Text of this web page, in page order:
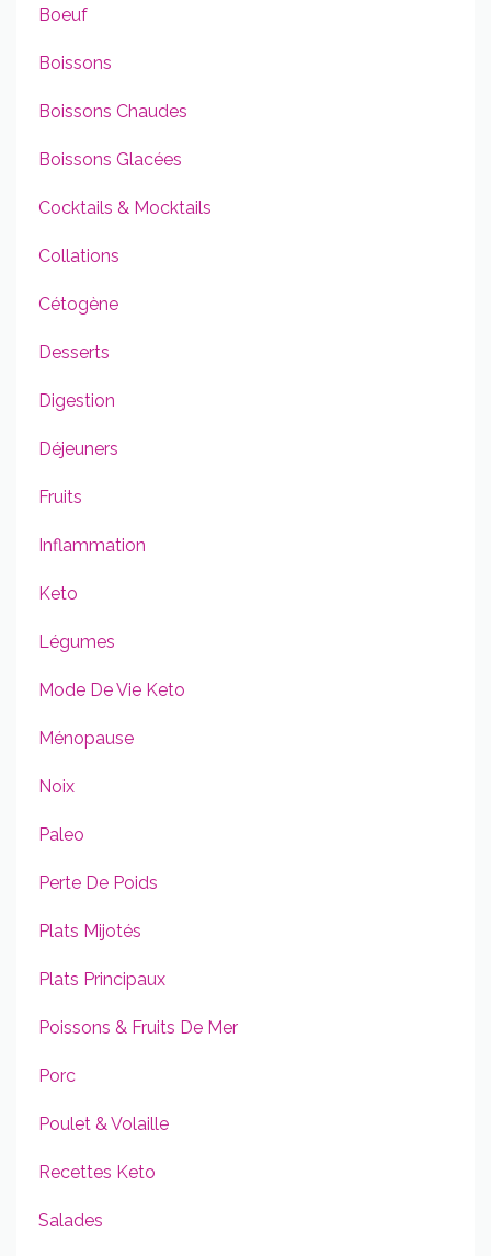
Boeuf
Boissons
Boissons Chaudes
Boissons Glacées
Cocktails & Mocktails
Collations
Cétogène
Desserts
Digestion
Déjeuners
Fruits
Inflammation
Keto
Légumes
Mode De Vie Keto
Ménopause
Noix
Paleo
Perte De Poids
Plats Mijotés
Plats Principaux
Poissons & Fruits De Mer
Porc
Poulet & Volaille
Recettes Keto
Salades